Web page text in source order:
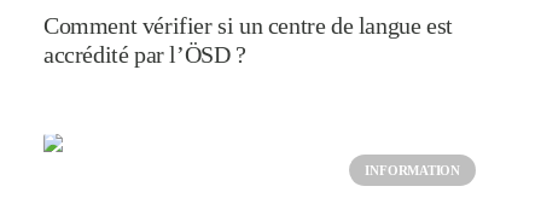
Comment vérifier si un centre de langue est
accrédité par l’ÖSD ?
INFORMATION